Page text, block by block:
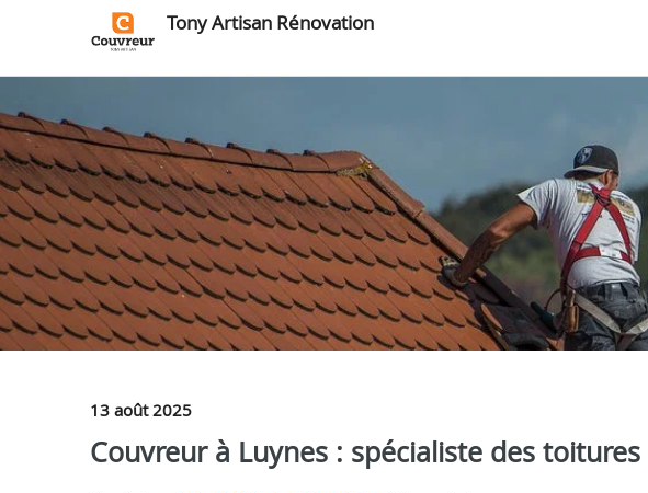
Tony Artisan Rénovation
13 août 2025
Couvreur à Luynes : spécialiste des